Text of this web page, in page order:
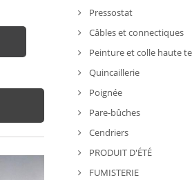
Pressostat
Câbles et connectiques
Peinture et colle haute
Quincaillerie
Poignée
Pare-bûches
Cendriers
PRODUIT D'ÉTÉ
FUMISTERIE